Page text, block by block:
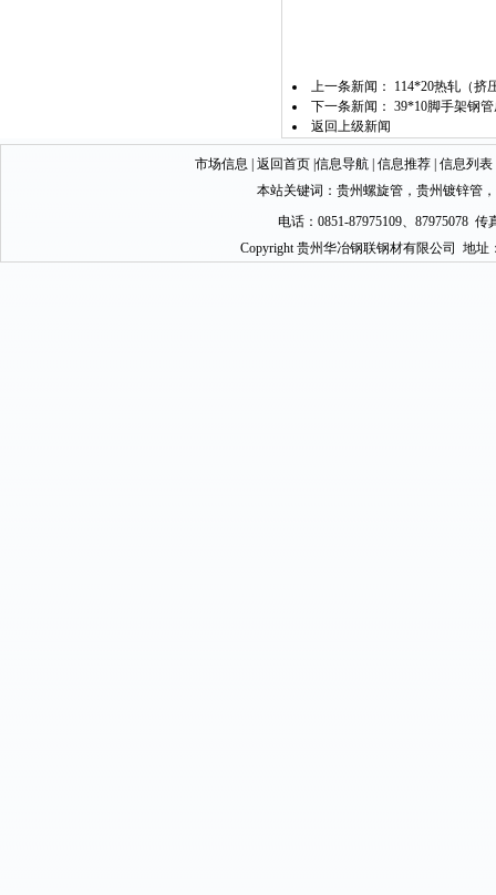
上一条新闻：
114*20热轧（挤
下一条新闻： 39*10脚手架钢
返回上级新闻
市场信息 返回首页| 信息导航| 信息推荐| 信息列表
本站关键词： 贵州螺旋管 ， 贵州镀锌管 ，
电话：0851-87975109、87975078
Copyright 贵州华冶钢联钢材有限公司 地